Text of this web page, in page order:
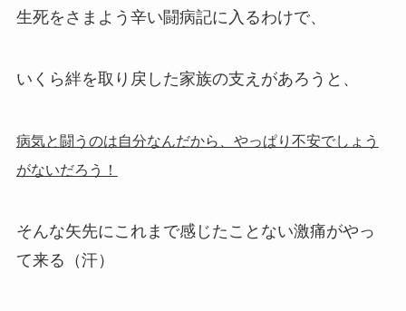
生死をさまよう辛い闘病記に入るわけで、
いくら絆を取り戻した家族の支えがあろうと、
病気と闘うのは自分なんだから、やっぱり不安でしょう
がないだろう！
そんな矢先にこれまで感じたことない激痛がやっ
て来る（汗）